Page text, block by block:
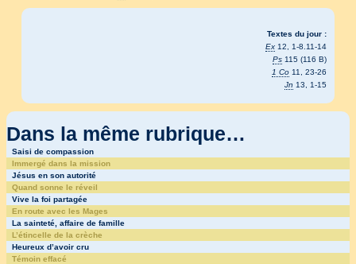
Textes du jour :
Ex 12, 1-8.11-14
Ps 115 (116 B)
1 Co 11, 23-26
Jn 13, 1-15
Dans la même rubrique…
Saisi de compassion
Immergé dans la mission
Jésus en son autorité
Quand sonne le réveil
Vive la foi partagée
En route avec les Mages
La sainteté, affaire de famille
L’étincelle de la crèche
Heureux d’avoir cru
Témoin effacé